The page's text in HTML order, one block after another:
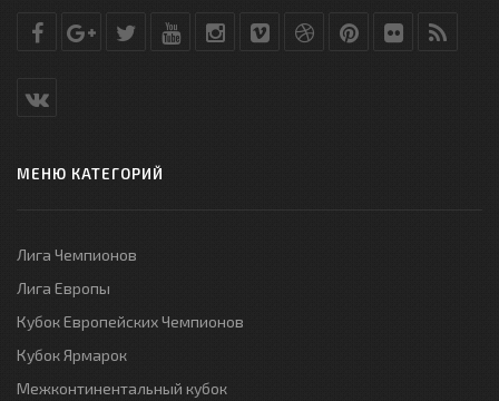
МЕНЮ КАТЕГОРИЙ
Лига Чемпионов
Лига Европы
Кубок Европейских Чемпионов
Кубок Ярмарок
Межконтинентальный кубок